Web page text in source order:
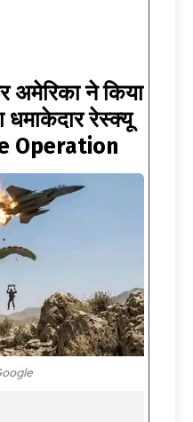
अमेरिका ने किया
रेस्क्यू
Operation